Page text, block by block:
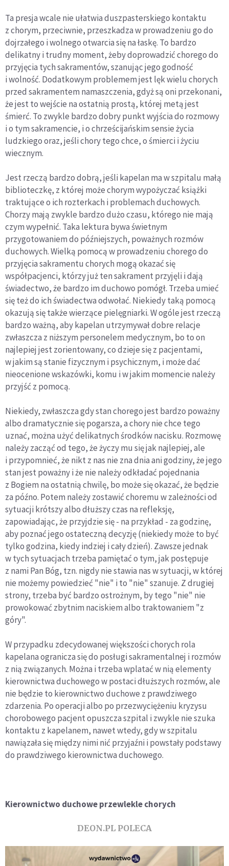
Ta presja wcale nie ułatwia duszpasterskiego kontaktu
z chorym, przeciwnie, przeszkadza w prowadzeniu go do
dojrzałego i wolnego otwarcia się na łaskę. To bardzo
delikatny i trudny moment, żeby doprowadzić chorego do
przyjęcia tych sakramentów, szanując jego godność
i wolność. Dodatkowym problemem jest lęk wielu chorych
przed sakramentem namaszczenia, gdyż są oni przekonani,
że jest to wejście na ostatnią prostą, której metą jest
śmierć. To zwykle bardzo dobry punkt wyjścia do rozmowy
i o tym sakramencie, i o chrześcijańskim sensie życia
ludzkiego oraz, jeśli chory tego chce, o śmierci i życiu
wiecznym.
Jest rzeczą bardzo dobrą, jeśli kapelan ma w szpitalu małą
biblioteczkę, z której może chorym wypożyczać książki
traktujące o ich rozterkach i problemach duchowych.
Chorzy mają zwykle bardzo dużo czasu, którego nie mają
czym wypełnić. Taka lektura bywa świetnym
przygotowaniem do późniejszych, poważnych rozmów
duchowych. Wielką pomocą w prowadzeniu chorego do
przyjęcia sakramentu chorych mogą okazać się
współpacjenci, którzy już ten sakrament przyjęli i dają
świadectwo, że bardzo im duchowo pomógł. Trzeba umieć
się też do ich świadectwa odwołać. Niekiedy taką pomocą
okazują się także wierzące pielęgniarki. W ogóle jest rzeczą
bardzo ważną, aby kapelan utrzymywał dobre relacje
zwłaszcza z niższym personelem medycznym, bo to on
najlepiej jest zorientowany, co dzieje się z pacjentami,
w jakim są stanie fizycznym i psychicznym, i może dać
nieocenione wskazówki, komu i w jakim momencie należy
przyjść z pomocą.
Niekiedy, zwłaszcza gdy stan chorego jest bardzo poważny
albo dramatycznie się pogarsza, a chory nie chce tego
uznać, można użyć delikatnych środków nacisku. Rozmowę
należy zacząć od tego, że życzy mu się jak najlepiej, ale
i przypomnieć, że nikt z nas nie zna dnia ani godziny, że jego
stan jest poważny i że nie należy odkładać pojednania
z Bogiem na ostatnią chwilę, bo może się okazać, że będzie
za późno. Potem należy zostawić choremu w zależności od
sytuacji krótszy albo dłuższy czas na refleksję,
zapowiadając, że przyjdzie się - na przykład - za godzinę,
aby poznać jego ostateczną decyzję (niekiedy może to być
tylko godzina, kiedy indziej i cały dzień). Zawsze jednak
w tych sytuacjach trzeba pamiętać o tym, jak postępuje
z nami Pan Bóg, tzn. nigdy nie stawia nas w sytuacji, w której
nie możemy powiedzieć "nie" i to "nie" szanuje. Z drugiej
strony, trzeba być bardzo ostrożnym, by tego "nie" nie
prowokować zbytnim naciskiem albo traktowaniem "z
góry".
W przypadku zdecydowanej większości chorych rola
kapelana ogranicza się do posługi sakramentalnej i rozmów
z nią związanych. Można i trzeba wplatać w nią elementy
kierownictwa duchowego w postaci dłuższych rozmów, ale
nie będzie to kierownictwo duchowe z prawdziwego
zdarzenia. Po operacji albo po przezwyciężeniu kryzysu
chorobowego pacjent opuszcza szpital i zwykle nie szuka
kontaktu z kapelanem, nawet wtedy, gdy w szpitalu
nawiązała się między nimi nić przyjaźni i powstały podstawy
do prawdziwego kierownictwa duchowego.
Kierownictwo duchowe przewlekle chorych
DEON.PL POLECA